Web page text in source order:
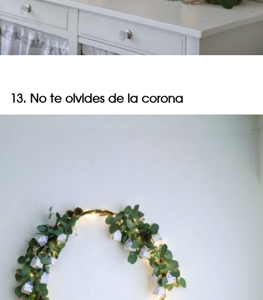
13. No te olvides de la corona